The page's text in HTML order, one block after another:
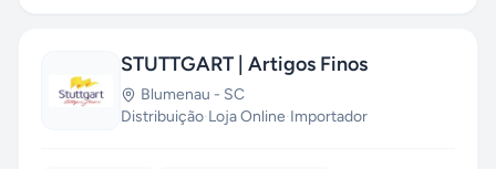
STUTTGART | Artigos Finos
Blumenau - SC
Distribuição·Loja Online·Importador